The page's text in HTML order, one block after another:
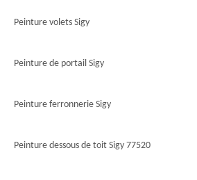
Peinture volets Sigy
Peinture de portail Sigy
Peinture ferronnerie Sigy
Peinture dessous de toit Sigy 77520